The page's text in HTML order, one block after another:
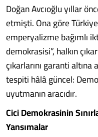
Doğan Avcıoğlu yıllar
etmişti. Ona göre
emperyalizme bağımlı
demokrasisi”, halkın
çıkarlarını garanti
tespiti hâlâ güncel:
uyutmanın aracıdır.
Cici Demokrasinin
Yansımalar